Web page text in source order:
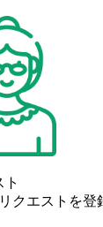
クエストを